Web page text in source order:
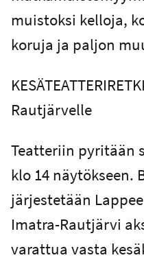
muistoksi kelloja,
koruja ja paljon
Rautjärvelle
Teatteriin pyritään
klo 14 näytökseen.
järjestetään
Imatra-Rautjärvi
varattua vasta